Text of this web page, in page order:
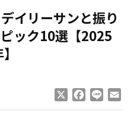
イリーサンと振り
ック10選【2025
Facebook
Line